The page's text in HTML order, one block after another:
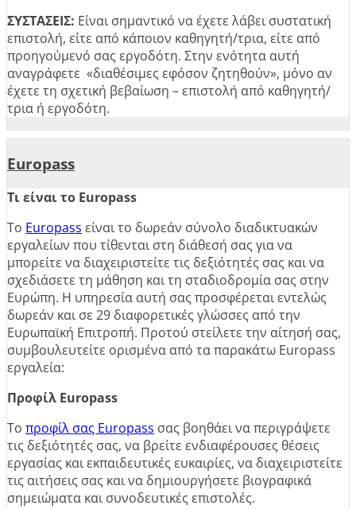
ΣΥΣΤΑΣΕΙΣ: Είναι σημαντικό να έχετε λάβει συστατική
επιστολή, είτε από κάποιον καθηγητή/τρια, είτε από
προηγούμενό σας εργοδότη. Στην ενότητα αυτή
αναγράφετε «διαθέσιμες εφόσον ζητηθούν», μόνο αν
έχετε τη σχετική βεβαίωση – επιστολή από καθηγητή/
τρια ή εργοδότη.
Europass
Τι είναι το Europass
Το Europass είναι το δωρεάν σύνολο διαδικτυακών
εργαλείων που τίθενται στη διάθεσή σας για να
μπορείτε να διαχειριστείτε τις δεξιότητές σας και να
σχεδιάσετε τη μάθηση και τη σταδιοδρομία σας στην
Ευρώπη. Η υπηρεσία αυτή σας προσφέρεται εντελώς
δωρεάν και σε 29 διαφορετικές γλώσσες από την
Ευρωπαϊκή Επιτροπή. Προτού στείλετε την αίτησή σας,
συμβουλευτείτε ορισμένα από τα παρακάτω Europass
εργαλεία:
Προφίλ Europass
Το προφίλ σας Europass σας βοηθάει να περιγράψετε
τις δεξιότητές σας, να βρείτε ενδιαφέρουσες θέσεις
εργασίας και εκπαιδευτικές ευκαιρίες, να διαχειριστείτε
τις αιτήσεις σας και να δημιουργήσετε βιογραφικά
σημειώματα και συνοδευτικές επιστολές.